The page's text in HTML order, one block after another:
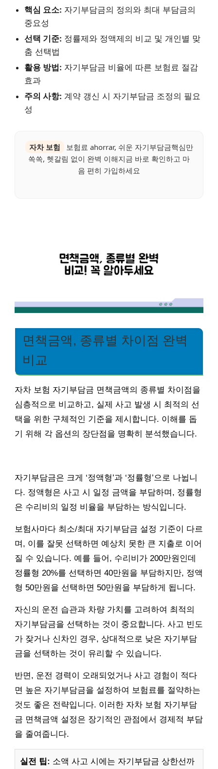
핵심 요소: 자기부담금의 정의와 최대 부담금의
중요성
선택 기준: 정률제와 정액제의 비교 및 개인별 맞
춤 선택법
활용 방법: 자기부담금 비율에 따른 보험료 절감
효과
주의 사항: 계약 갱신 시 자기부담금 조정의 필요
성
자차 보험
보험료 ahorrar, 쉬운 자기부담금핵심만
쏙쏙, 헷갈림 없이 완벽 이해지금 바로 확인하고 마
음 편히 가입하세요
면책금액, 종류별 차이점 완벽
비교
자차 보험 자기부담금 면책금액의 종류별 차이점을
심층적으로 비교하고, 실제 사고 발생 시 최적의 선
택을 위한 구체적인 기준을 제시합니다. 이해를 돕
기 위해 각 옵션의 장단점을 명확히 분석했습니다.
자기부담금은 크게 ‘정액형’과 ‘정률형’으로 나뉩니
다. 정액형은 사고 시 일정 금액을 부담하며, 정률형
은 수리비의 일정 비율을 부담하는 방식입니다.
보험사마다 최소/최대 자기부담금 설정 기준이 다르
며, 이를 잘못 선택하면 예상치 못한 큰 지출로 이어
질 수 있습니다. 예를 들어, 수리비가 200만원인데
정률형 20%를 선택하면 40만원을 부담하지만, 정액
형 50만원을 선택하면 50만원을 부담하게 됩니다.
자신의 운전 습관과 차량 가치를 고려하여 최적의
자기부담금을 선택하는 것이 중요합니다. 사고 빈도
가 잦거나 신차인 경우, 상대적으로 낮은 자기부담
금을 선택하는 것이 유리할 수 있습니다.
반면, 운전 경력이 오래되었거나 사고 경험이 적다
면 높은 자기부담금을 설정하여 보험료를 절약하는
것도 좋은 전략입니다. 이러한 자차 보험 자기부담
금 면책금액 설정은 장기적인 관점에서 경제적 부담
을 줄여줍니다.
실전 팁: 소액 사고 시에는 자기부담금 상한선까